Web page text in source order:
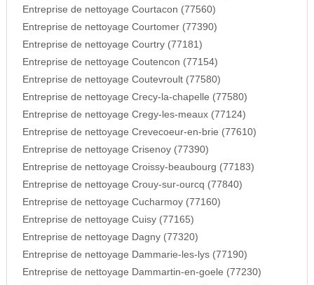
Entreprise de nettoyage Courtacon (77560)
Entreprise de nettoyage Courtomer (77390)
Entreprise de nettoyage Courtry (77181)
Entreprise de nettoyage Coutencon (77154)
Entreprise de nettoyage Coutevroult (77580)
Entreprise de nettoyage Crecy-la-chapelle (77580)
Entreprise de nettoyage Cregy-les-meaux (77124)
Entreprise de nettoyage Crevecoeur-en-brie (77610)
Entreprise de nettoyage Crisenoy (77390)
Entreprise de nettoyage Croissy-beaubourg (77183)
Entreprise de nettoyage Crouy-sur-ourcq (77840)
Entreprise de nettoyage Cucharmoy (77160)
Entreprise de nettoyage Cuisy (77165)
Entreprise de nettoyage Dagny (77320)
Entreprise de nettoyage Dammarie-les-lys (77190)
Entreprise de nettoyage Dammartin-en-goele (77230)